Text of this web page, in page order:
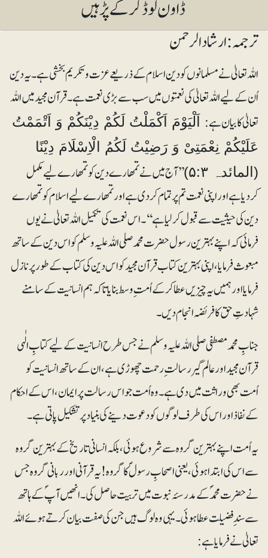
ترجمہ: ارشاد الرحمن
اللہ تعالیٰ نے مسلمانوں کو دین اسلام کے ذریعے عزت و تکریم بخشی ہے۔ یہ دین
اُن کے لیے اللہ تعالیٰ کی نعمتوں میں سب سے بڑی نعمت ہے۔ قرآن مجید میں اللہ
تعالیٰ کا بیان ہے:اَلْیَوْمَ اَکْمَلْتُ لَکُمْ دِیْنَکُمْ وَ اَتْمَمْتُ
عَلَیْکُمْ نِعْمَتِیْ وَ رَضِیْتُ لَکُمُ الْاِسْلَامَ دِیْنًا
(المائدہ ۵:۳)
’’آج میں نے تمھارے دین کو تمھارے لیے مکمل
کردیا ہے اور اپنی نعمت تم پر تمام کردی ہے اور تمھارے لیے اسلام کو تمھارے
دین کی حیثیت سے قبول کرلیا ہے‘‘۔ اس نعمت کی تکمیل اللہ تعالیٰ نے یوں
فرمائی کہ اپنے بہترین رسول حضرت محمدصلی اللہ علیہ وسلم کو اس دین کے ساتھ
مبعوث فرمایا، اپنی بہترین کتاب قرآن مجید کو اس دین کی کتاب کے طور پر نازل
فرمایا اور ہمیں یہ چیزیں عطا کر کے اُمت ِ وسط بنایا تاکہ ہم انسانیت کے سامنے
شہادتِ حق کا فریضہ انجام دیں۔
جنابِ محمدمصطفی صلی اللہ علیہ وسلم نے جس طرح انسانیت کے لیے کتابِ الٰہی
قرآن مجید اور عالم گیر رسالت ِ رحمت چھوڑی ہے، ان کے ساتھ انسانیت کو
اُمت بھی وراثت میں دی ہے۔ وہ اُمت جو اس رسالت پر ایمان، اس کے احکام
کے نفاذ اور اس کی طرف لوگوں کو دعوت دینے کی بنیاد پر تشکیل پاتی ہے۔
یہ اُمت اپنے بہترین گروہ سے شروع ہوئی، بلکہ انسانی تاریخ کے بہترین گروہ
سے اس کی ابتدا ہوئی، یعنی اصحابِ رسولؐ کا گروہ! یہ قرآنی اور ربانی گروہ جس
نے حضرت محمدؐ کے مدرسۂ نبوت میں تربیت حاصل کی۔ انھیں آپؐ کے ہاتھ
سے سندِ فضیلت عطا ہوئی۔ یہی وہ لوگ ہیں جن کی صفت بیان کرتے ہوئے اللہ
تعالیٰ نے فرمایا ہے: